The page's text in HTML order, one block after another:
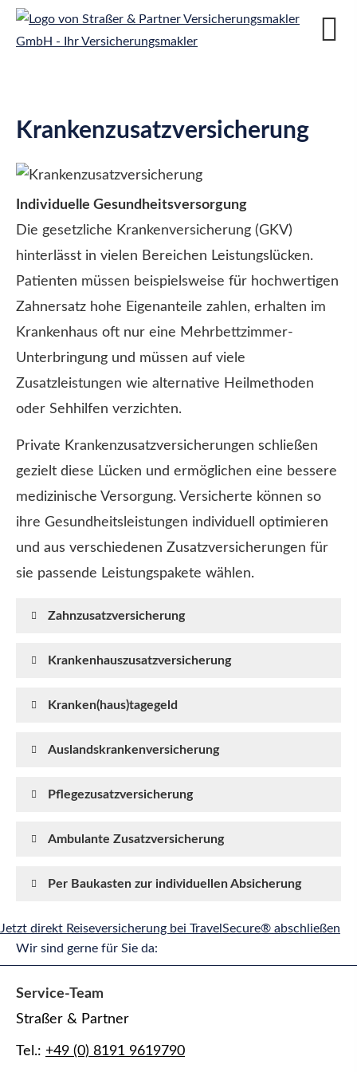
Kranken­zusatz­ver­si­che­rung
Individuelle Gesundheitsversorgung
Die gesetzliche Kranken­ver­si­che­rung (GKV)
hinterlässt in vielen Bereichen Leistungslücken.
Patienten müssen beispielsweise für hochwertigen
Zahnersatz hohe Eigenanteile zahlen, erhalten im
Krankenhaus oft nur eine Mehrbettzimmer-
Unterbringung und müssen auf viele
Zusatzleistungen wie alternative Heilmethoden
oder Sehhilfen verzichten.
Private Kranken­zusatz­ver­si­che­rungen schließen
gezielt diese Lücken und ermöglichen eine bessere
medizinische Versorgung. Versicherte können so
ihre Gesundheitsleistungen individuell optimieren
und aus verschiedenen Zusatzversicherungen für
sie passende Leistungspakete wählen.
Zahn­zu­satz­ver­si­che­rung
Krankenhauszusatzversicherung
Kranken(haus)tagegeld
Auslandskrankenversicherung
Pflegezusatzversicherung
Ambulante Zusatzversicherung
Per Baukasten zur individuellen Absicherung
Jetzt direkt Reiseversicherung bei TravelSecure® abschließen
Wir sind gerne für Sie da:
Service-Team
Straßer & Partner
Tel.: +49 (0) 8191 9619790